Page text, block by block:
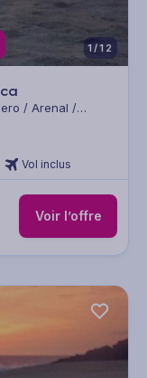
1/12
/ Arenal /
Vol inclus
Voir l’offre